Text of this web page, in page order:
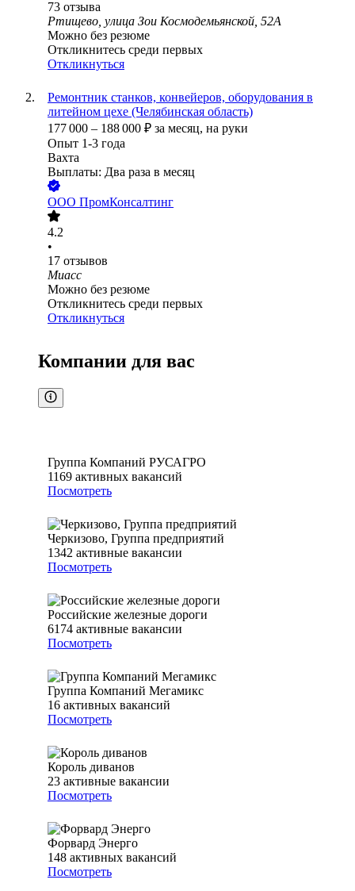
73 отзыва
Ртищево, улица Зои Космодемьянской, 52А
Можно без резюме
Откликнитесь среди первых
Откликнуться
Ремонтник станков, конвейеров, оборудования в
литейном цехе (Челябинская область)
177 000 – 188 000 ₽ за месяц, на руки
Опыт 1-3 года
Вахта
Выплаты: Два раза в месяц
ООО ПромКонсалтинг
4.2
•
17 отзывов
Миасс
Можно без резюме
Откликнитесь среди первых
Откликнуться
Компании для вас
Группа Компаний РУСАГРО
1169 активных вакансий
Посмотреть
Черкизово, Группа предприятий
1342 активные вакансии
Посмотреть
Российские железные дороги
6174 активные вакансии
Посмотреть
Группа Компаний Мегамикс
16 активных вакансий
Посмотреть
Король диванов
23 активные вакансии
Посмотреть
Форвард Энерго
148 активных вакансий
Посмотреть